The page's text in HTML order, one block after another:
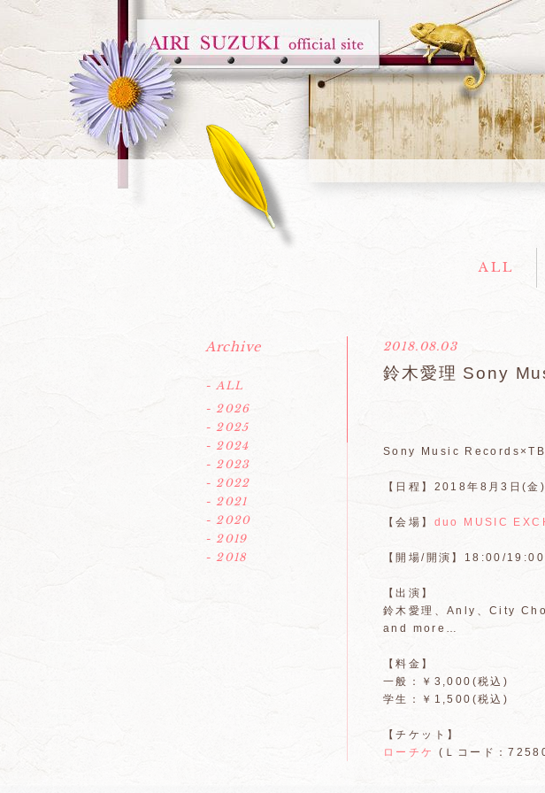
ALL
2018.08.03
鈴木愛理 Sony
Sony Music
【日程】2018年8月3日(金)
【会場】 duo MUSIC
【開場/開演】18:00/19:00
【出演】
鈴木愛理、Anly、City
and more…
【料金】
一般：￥3,000(税込)
学生：￥1,500(税込)
【チケット】
ローチケ
(Ｌコード：
Archive
- ALL
- 2026
- 2025
- 2024
- 2023
- 2022
- 2021
- 2020
- 2019
- 2018